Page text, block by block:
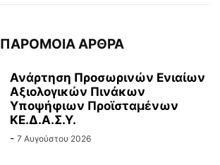
ΠΑΡΟΜΟΙΑ ΑΡΘΡΑ
Ανάρτηση Προσωρινών Ενιαίων
Αξιολογικών Πινάκων
Υποψήφιων Προϊσταμένων
ΚΕ.Δ.Α.Σ.Υ.
- 7 Αυγούστου 2026